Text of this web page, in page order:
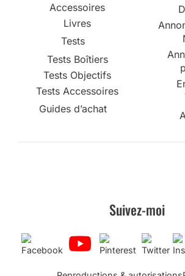
Accessoires
Livres
Tests
Tests Boîtiers
Tests Objectifs
Tests Accessoires
Guides d’achat
Suivez-moi